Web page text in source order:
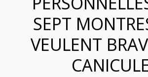
SEPT
VEULENT